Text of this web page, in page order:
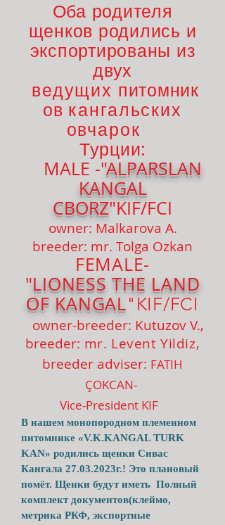
Оба родителя
щенков родились и
экспортированы из
двух
ведущих питомник
ов кангальских
овчарок
Турции:
MALE -"ALPARSLAN
KANGAL
CBORZ"KIF/FCI
owner: Malkarova A.
breeder: mr. Tolga Ozkan
FEMALE-
"LIONESS THE LAND
OF KANGAL"KIF/FCI
owner-breeder: Kutuzov V.,
breeder: mr. Levent Yildiz,
breeder adviser: FATIH
ÇOKCAN-
Vice-President KIF
В нашем монопородном племенном
питомнике «V.K.KANGAL TURK
KAN» родились щенки Сивас
Кангала 27.03.2023г.! Это плановый
помёт. Щенки будут иметь Полный
комплект документов(клеймо,
метрика РКФ, экспортные